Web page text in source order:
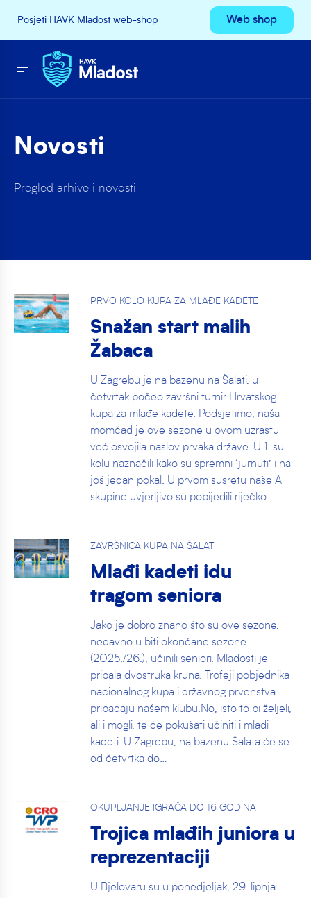
Posjeti HAVK Mladost web-shop Web shop
Novosti
Pregled arhive i novosti
PRVO KOLO KUPA ZA MLAĐE KADETE
Snažan start malih
Žabaca
U Zagrebu je na bazenu na Šalati, u
četvrtak počeo završni turnir Hrvatskog
kupa za mlađe kadete. Podsjetimo, naša
momčad je ove sezone u ovom uzrastu
već osvojila naslov prvaka države. U 1. su
kolu naznačili kako su spremni ‘jurnuti’ i na
još jedan pokal. U prvom susretu naše A
skupine uvjerljivo su pobijedili riječko…
ZAVRŠNICA KUPA NA ŠALATI
Mlađi kadeti idu
tragom seniora
Jako je dobro znano što su ove sezone,
nedavno u biti okončane sezone
(2025./26.), učinili seniori. Mladosti je
pripala dvostruka kruna. Trofeji pobjednika
nacionalnog kupa i državnog prvenstva
pripadaju našem klubu.No, isto to bi željeli,
ali i mogli, te će pokušati učiniti i mlađi
kadeti. U Zagrebu, na bazenu Šalata će se
od četvrtka do…
OKUPLJANJE IGRAČA DO 16 GODINA
Trojica mlađih juniora u
reprezentaciji
U Bjelovaru su u ponedjeljak, 29. lipnja